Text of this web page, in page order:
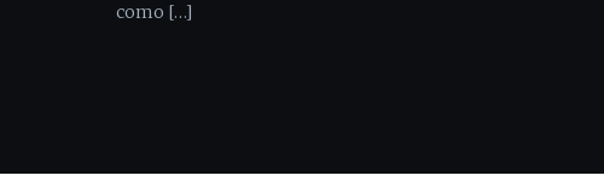
como […]